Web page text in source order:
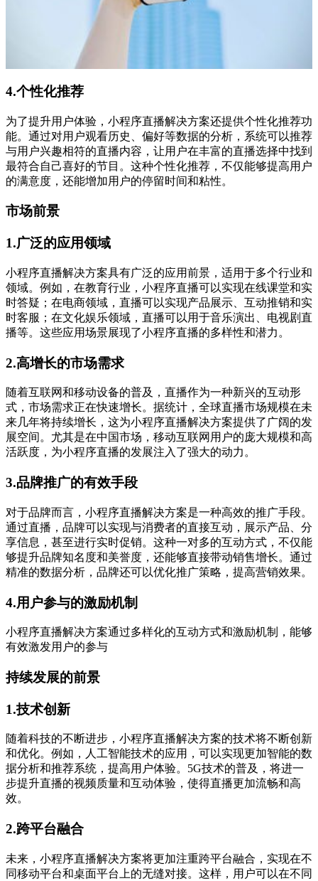
4.个性化推荐
为了提升用户体验，小程序直播解决方案还提供个性化推荐功
能。通过对用户观看历史、偏好等数据的分析，系统可以推荐
与用户兴趣相符的直播内容，让用户在丰富的直播选择中找到
最符合自己喜好的节目。这种个性化推荐，不仅能够提高用户
的满意度，还能增加用户的停留时间和粘性。
市场前景
1.广泛的应用领域
小程序直播解决方案具有广泛的应用前景，适用于多个行业和
领域。例如，在教育行业，小程序直播可以实现在线课堂和实
时答疑；在电商领域，直播可以实现产品展示、互动推销和实
时客服；在文化娱乐领域，直播可以用于音乐演出、电视剧直
播等。这些应用场景展现了小程序直播的多样性和潜力。
2.高增长的市场需求
随着互联网和移动设备的普及，直播作为一种新兴的互动形
式，市场需求正在快速增长。据统计，全球直播市场规模在未
来几年将持续增长，这为小程序直播解决方案提供了广阔的发
展空间。尤其是在中国市场，移动互联网用户的庞大规模和高
活跃度，为小程序直播的发展注入了强大的动力。
3.品牌推广的有效手段
对于品牌而言，小程序直播解决方案是一种高效的推广手段。
通过直播，品牌可以实现与消费者的直接互动，展示产品、分
享信息，甚至进行实时促销。这种一对多的互动方式，不仅能
够提升品牌知名度和美誉度，还能够直接带动销售增长。通过
精准的数据分析，品牌还可以优化推广策略，提高营销效果。
4.用户参与的激励机制
小程序直播解决方案通过多样化的互动方式和激励机制，能够
有效激发用户的参与
持续发展的前景
1.技术创新
随着科技的不断进步，小程序直播解决方案的技术将不断创新
和优化。例如，人工智能技术的应用，可以实现更加智能的数
据分析和推荐系统，提高用户体验。5G技术的普及，将进一
步提升直播的视频质量和互动体验，使得直播更加流畅和高
效。
2.跨平台融合
未来，小程序直播解决方案将更加注重跨平台融合，实现在不
同移动平台和桌面平台上的无缝对接。这样，用户可以在不同